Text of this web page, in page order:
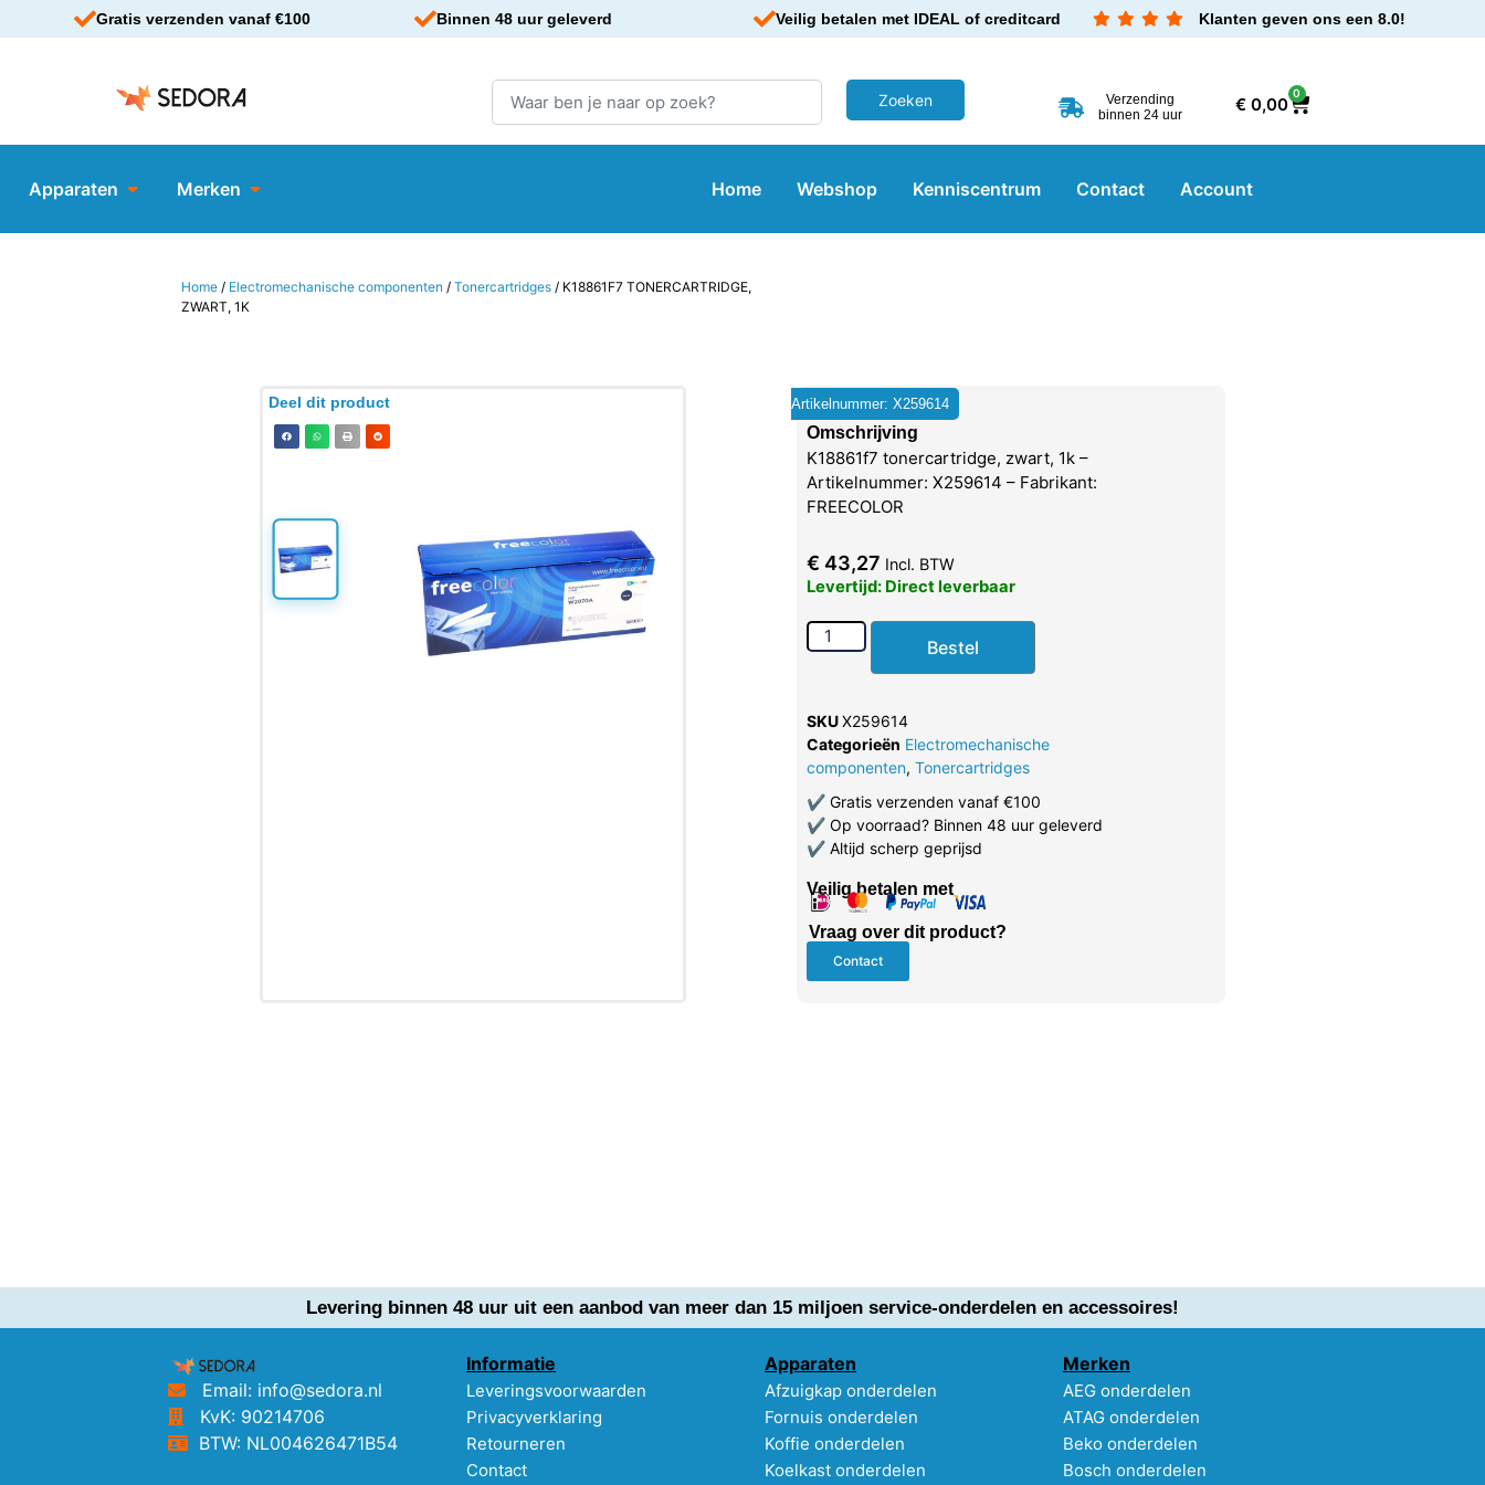
Gratis verzenden vanaf €100 Binnen 48 uur geleverd Veilig betalen met IDEAL of creditcard Klanten geven ons een 8.0!
Verzending
binnen 24 uur
€0,00
0
Apparaten Merken Home Webshop Kenniscentrum Contact Account
Home / Electromechanische componenten /Tonercartridges / K18861F7 TONERCARTRIDGE,
ZWART, 1K
Deel dit product Artikelnummer: X259614
Omschrijving
K18861f7 tonercartridge, zwart, 1k –
Artikelnummer: X259614 – Fabrikant:
FREECOLOR
€ 43,27 Incl. BTW
Levertijd: Direct leverbaar
Bestel
SKUX259614
Categorieën Electromechanische
componenten, Tonercartridges
✔Gratis verzenden vanaf €100
✔Op voorraad? Binnen 48 uur geleverd
✔Altijd scherp geprijsd
Veilig betalen met
Vraag over dit product?
Contact
Levering binnen 48 uur uit een aanbod van meer dan 15 miljoen service-onderdelen en accessoires!
Email: info@sedora.nl
KvK: 90214706
BTW: NL004626471B54
Informatie
Leveringsvoorwaarden
Privacyverklaring
Retourneren
Contact
Apparaten
Afzuigkap onderdelen
Fornuis onderdelen
Koffie onderdelen
Koelkast onderdelen
Merken
AEG onderdelen
ATAG onderdelen
Beko onderdelen
Bosch onderdelen